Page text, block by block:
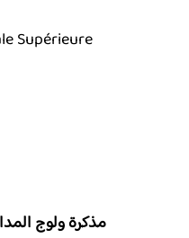
Supérieure
مذكرة ولوج المدارس